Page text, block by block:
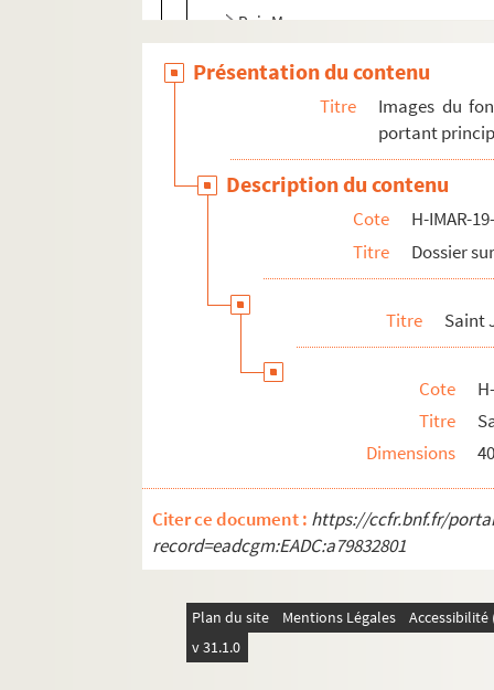
Rois Mages
Les saints "Septem Dormientes"
Les saints martyrs
Quadraginta
Sainte Marie, sainte Marthe et autres
H-IMAR-22-11-65. AVCtor Fratrum
H-IMAR-22-12-66. Les deux cents
H-IMAR-22-13-67. Les dix milles
H-IMAR-22-14-68. Incipit prologus
H-IMAR-22-15-69. Nouvelles fleurs des
H-IMAR-22-24-96. Die HL. Ih Nothhalfer
H-IMAR-22-25-98. Le massacre des
H-IMAR-22-25-99. Le massacre des
H-IMAR-22-25-100. Le massacre des
H-IMAR-22-25-101. Le massacre des
Présentation du contenu
Titre
Images du
portant
Description du contenu
Cote
H-IMAR-
Titre
Dossier
Titre Saint
Cote
Titre
Dimensions
Citer ce document : https://ccfr.bnf.fr/
record=eadcgm:EADC:a79832801
Plan du site Mentions Légales
v 31.1.0